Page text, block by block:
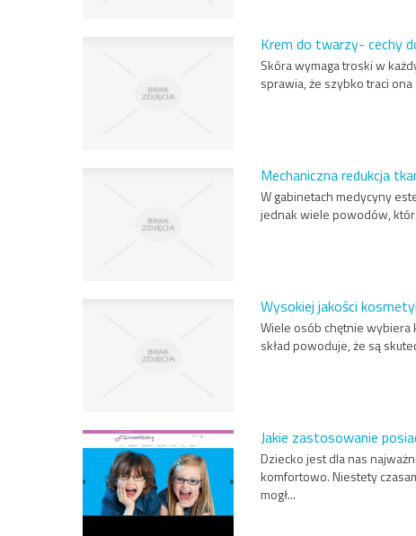
Krem do twarzy- cechy
Skóra wymaga troski w
sprawia, że szybko traci
Mechaniczna redukcja
W gabinetach medycyny
jednak wiele powodów,
Wysokiej jakości
Wiele osób chętnie wybiera
skład powoduje, że są
Jakie zastosowanie
Dziecko jest dla nas
komfortowo. Niestety
mogł...